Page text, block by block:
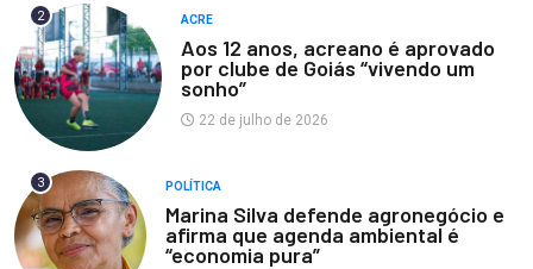
2 ACRE
Aos 12 anos, acreano é aprovado
por clube de Goiás “vivendo um
sonho”
22 de julho de 2026
3 POLÍTICA
Marina Silva defende agronegócio e
afirma que agenda ambiental é
“economia pura”